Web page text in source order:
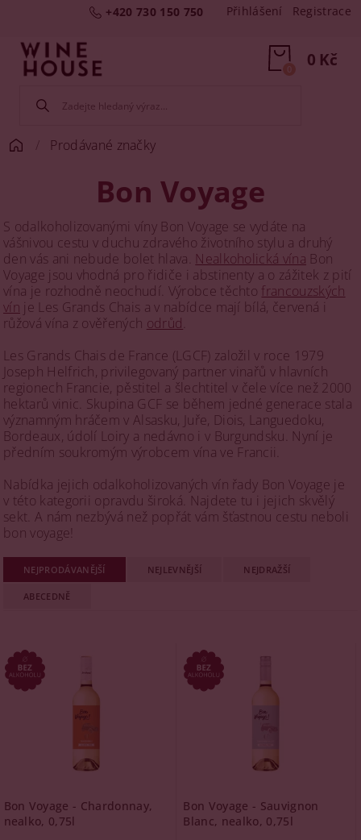
+420 730 150 750 Přihlášení Registrace
0 Kč
0
Prodávané značky
Bon Voyage
S odalkoholizovanými víny Bon Voyage se vydáte na
vášnivou cestu v duchu zdravého životního stylu a druhý
den vás ani nebude bolet hlava. Nealkoholická vína Bon
Voyage jsou vhodná pro řidiče i abstinenty a o zážitek z pití
vína je rozhodně neochudí. Výrobce těchto francouzských
vín je Les Grands Chais a v nabídce mají bílá, červená i
růžová vína z ověřených odrůd
Les Grands Chais de France (LGCF) založil v roce 1979
Joseph Helfrich, privilegovaný partner vinařů v hlavních
regionech Francie, pěstitel a šlechtitel v čele více než 2000
hektarů vinic. Skupina GCF se během jedné generace stala
významným hráčem v Alsasku, Juře, Diois, Languedoku,
Bordeaux, údolí Loiry a nedávno i v Burgundsku. Nyní je
předním soukromým výrobcem vína ve Francii.
Nabídka jejich odalkoholizovaných vín řady Bon Voyage je
v této kategorii opravdu široká. Najdete tu i jejich skvělý
sekt. A nám nezbývá než popřát vám šťastnou cestu neboli
bon voyage!
NEJPRODÁVANĚJŠÍ NEJLEVNĚJŠÍ NEJDRAŽŠÍ
ABECEDNĚ
Bon Voyage - Chardonnay,
nealko, 0,75l
Bon Voyage - Sauvignon
Blanc, nealko, 0,75l